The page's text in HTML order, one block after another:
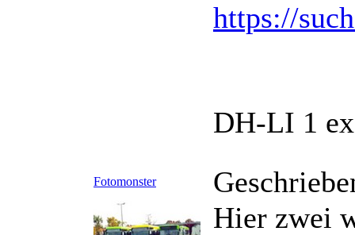
https://
DH-LI 1
Fotomonster
Hier zwei